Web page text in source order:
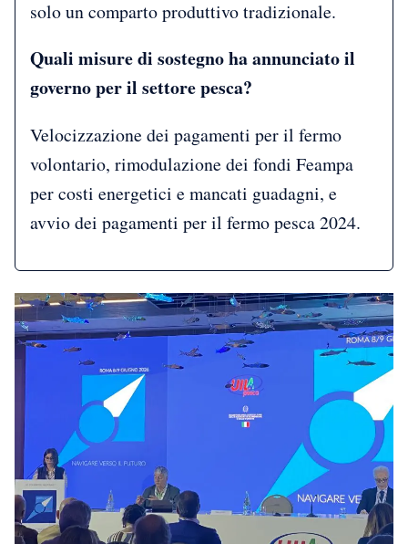
solo un comparto produttivo tradizionale.
Quali misure di sostegno ha annunciato il
governo per il settore pesca?
Velocizzazione dei pagamenti per il fermo
volontario, rimodulazione dei fondi Feampa
per costi energetici e mancati guadagni, e
avvio dei pagamenti per il fermo pesca 2024.